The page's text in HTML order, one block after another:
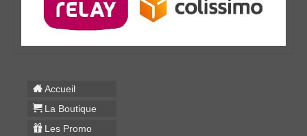
Accueil
La Boutique
Les Promo